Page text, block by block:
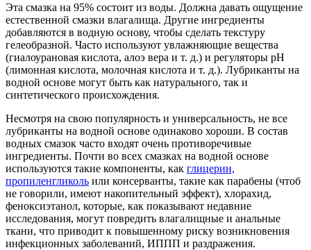
Эта смазка на 95% состоит из воды. Должна давать ощущение
естественной смазки влагалища. Другие ингредиенты
добавляются в водную основу, чтобы сделать текстуру
гелеобразной. Часто используют увлажняющие вещества
(гиалоурановая кислота, алоэ вера и т. д.) и регуляторы pH
(лимонная кислота, молочная кислота и т. д.). Лубриканты на
водной основе могут быть как натурального, так и
синтетического происхождения.
Несмотря на свою популярность и универсальность, не все
лубриканты на водной основе одинаково хороши. В состав
водных смазок часто входят очень противоречивые
ингредиенты. Почти во всех смазках на водной основе
используются такие компоненты, как глицерин,
пропиленгликоль или консерванты, такие как парабены (чтоб
не говорили, имеют накопительный эффект), хлорахид,
феноксиэтанол, которые, как показывают недавние
исследования, могут повредить влагалищные и анальные
ткани, что приводит к повышенному риску возникновения
инфекционных заболеваний, ИППП и раздражения.